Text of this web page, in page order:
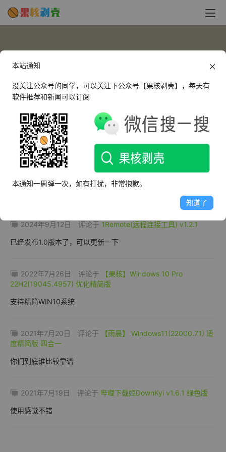
vakey
这个人很懒，什么都没有留下～
2024年9月12日 评论于 1Remote(远程连接工具) v1.2.1
已经发布1.0版本了，可以更新一下
2022年7月26日 评论于
【果核】Windows 10 Pro
22H2(19045.4957) 优化精简版
支持精简WIN10系统
2021年7月20日 评论于
【雨晨】 Windows11(22000.71) 适
度精简版 四合一
你们到底谁比较靠谱
2021年7月19日 评论于 哔哩下载姬DownKyi v1.6.1 绿色版
使用感觉不错
本站通知
没关注公众号的同学，可以关注下公众号【果核剥壳】，每天有
软件推荐和新闻可以订阅
本通知一周弹一次，如有打扰，非常抱歉。
知道了